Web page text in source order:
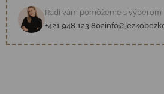
Radi vám pomôžeme s výberom
+421 948 123 802